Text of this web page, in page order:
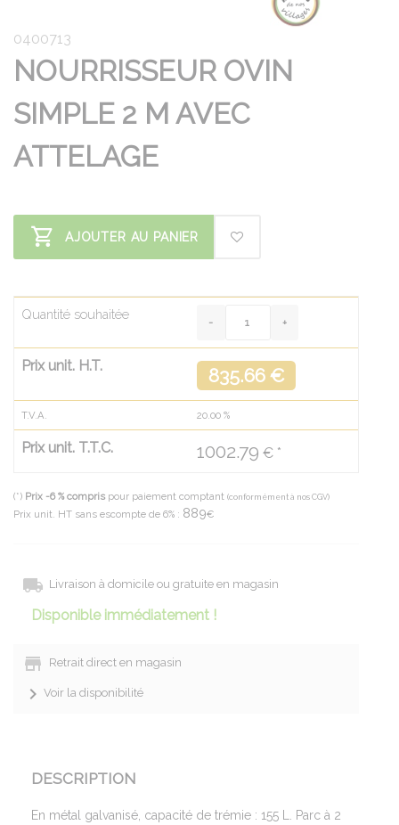
0400713
NOURRISSEUR OVIN
SIMPLE 2 M AVEC
ATTELAGE
AJOUTER AU PANIER
Quantité souhaitée
Prix unit. H.T. 835.66 €
T.V.A. 20.00 %
Prix unit. T.T.C. 1002.79 € *
(*) Prix -6 % compris pour paiement comptant (conformément à nos CGV)
Prix unit. HT sans escompte de 6% : 889€
Livraison à domicile ou gratuite en magasin
Disponible immédiatement !
Retrait direct en magasin
Voir la disponibilité
DESCRIPTION
En métal galvanisé, capacité de trémie : 155 L. Parc à 2